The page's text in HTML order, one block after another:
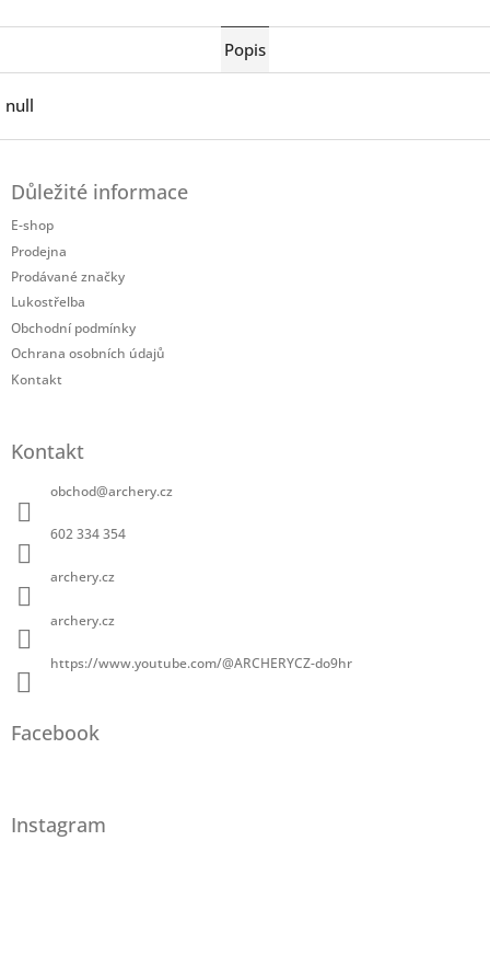
Popis
null
Důležité informace
E-shop
Prodejna
Prodávané značky
Lukostřelba
Obchodní podmínky
Ochrana osobních údajů
Kontakt
Kontakt
obchod@archery.cz
602 334 354
archery.cz
archery.cz
https://www.youtube.com/@ARCHERYCZ-do9hr
Facebook
Instagram